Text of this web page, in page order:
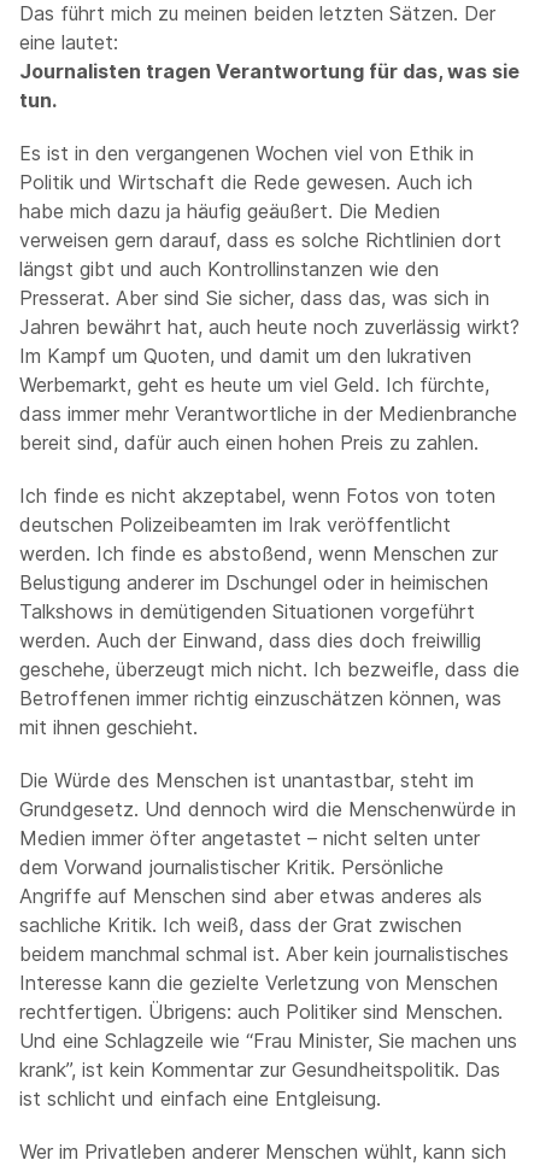
Das führt mich zu meinen beiden letzten Sätzen. Der
eine lautet:
Journalisten tragen Verantwortung für das, was sie
tun.
Es ist in den vergangenen Wochen viel von Ethik in
Politik und Wirtschaft die Rede gewesen. Auch ich
habe mich dazu ja häufig geäußert. Die Medien
verweisen gern darauf, dass es solche Richtlinien dort
längst gibt und auch Kontrollinstanzen wie den
Presserat. Aber sind Sie sicher, dass das, was sich in
Jahren bewährt hat, auch heute noch zuverlässig wirkt?
Im Kampf um Quoten, und damit um den lukrativen
Werbemarkt, geht es heute um viel Geld. Ich fürchte,
dass immer mehr Verantwortliche in der Medienbranche
bereit sind, dafür auch einen hohen Preis zu zahlen.
Ich finde es nicht akzeptabel, wenn Fotos von toten
deutschen Polizeibeamten im Irak veröffentlicht
werden. Ich finde es abstoßend, wenn Menschen zur
Belustigung anderer im Dschungel oder in heimischen
Talkshows in demütigenden Situationen vorgeführt
werden. Auch der Einwand, dass dies doch freiwillig
geschehe, überzeugt mich nicht. Ich bezweifle, dass die
Betroffenen immer richtig einzuschätzen können, was
mit ihnen geschieht.
Die Würde des Menschen ist unantastbar, steht im
Grundgesetz. Und dennoch wird die Menschenwürde in
Medien immer öfter angetastet – nicht selten unter
dem Vorwand journalistischer Kritik. Persönliche
Angriffe auf Menschen sind aber etwas anderes als
sachliche Kritik. Ich weiß, dass der Grat zwischen
beidem manchmal schmal ist. Aber kein journalistisches
Interesse kann die gezielte Verletzung von Menschen
rechtfertigen. Übrigens: auch Politiker sind Menschen.
Und eine Schlagzeile wie “Frau Minister, Sie machen uns
krank”, ist kein Kommentar zur Gesundheitspolitik. Das
ist schlicht und einfach eine Entgleisung.
Wer im Privatleben anderer Menschen wühlt, kann sich